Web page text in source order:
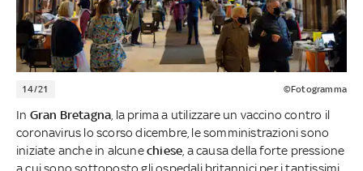
14/21 ©Fotogramma
In Gran Bretagna , la prima a utilizzare un vaccino contro il
coronavirus lo scorso dicembre, le somministrazioni sono
iniziate anche in alcunechiese , a causa della forte pressione